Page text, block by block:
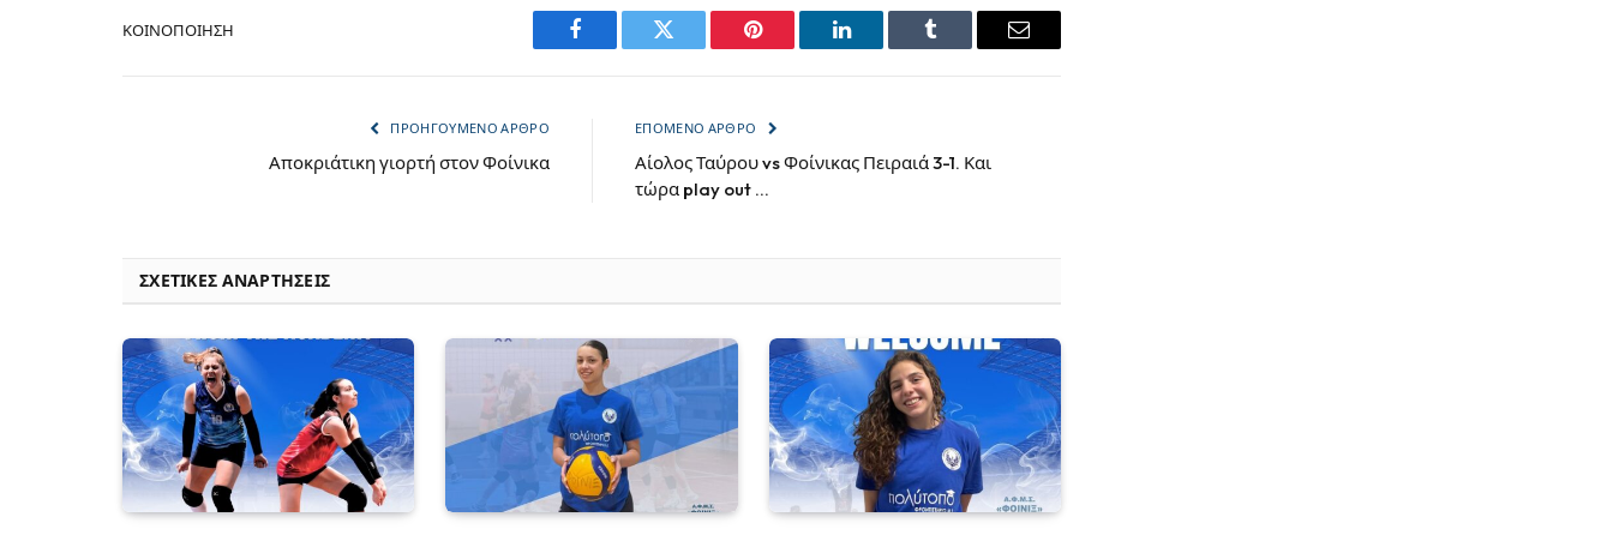
ΚΟΙΝΟΠΟΊΗΣΗ
Facebook Twitter Pinterest LinkedIn Tumblr Email
ΠΡΟΗΓΟΎΜΕΝΟ ΆΡΘΡΟ
Αποκριάτικη γιορτή στον Φοίνικα
ΕΠΌΜΕΝΟ ΆΡΘΡΟ
Αίολος Ταύρου vs Φοίνικας Πειραιά 3-1. Και
τώρα play out …
ΣΧΕΤΙΚΈΣ ΑΝΑΡΤΉΣΕΙΣ